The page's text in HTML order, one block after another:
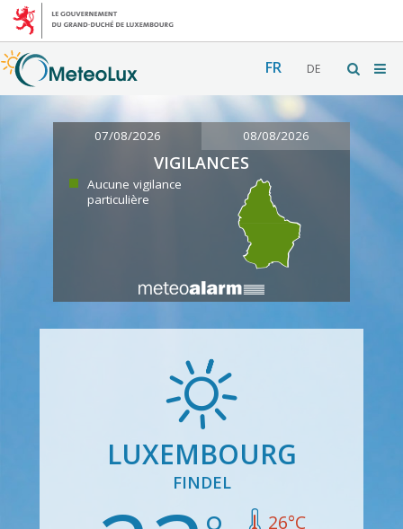
FR DE
07/08/2026 08/08/2026
VIGILANCES
Aucune vigilance
particulière
LUXEMBOURG
FINDEL
26°C